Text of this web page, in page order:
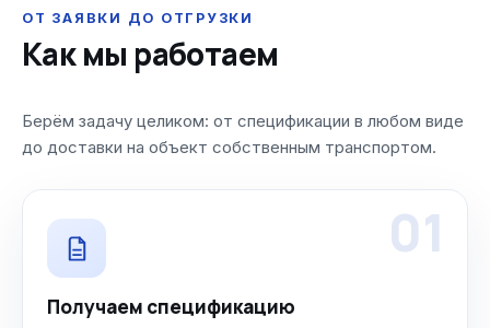
ОТ ЗАЯВКИ ДО ОТГРУЗКИ
Как мы работаем
Берём задачу целиком: от спецификации в любом виде
до доставки на объект собственным транспортом.
01
Получаем спецификацию